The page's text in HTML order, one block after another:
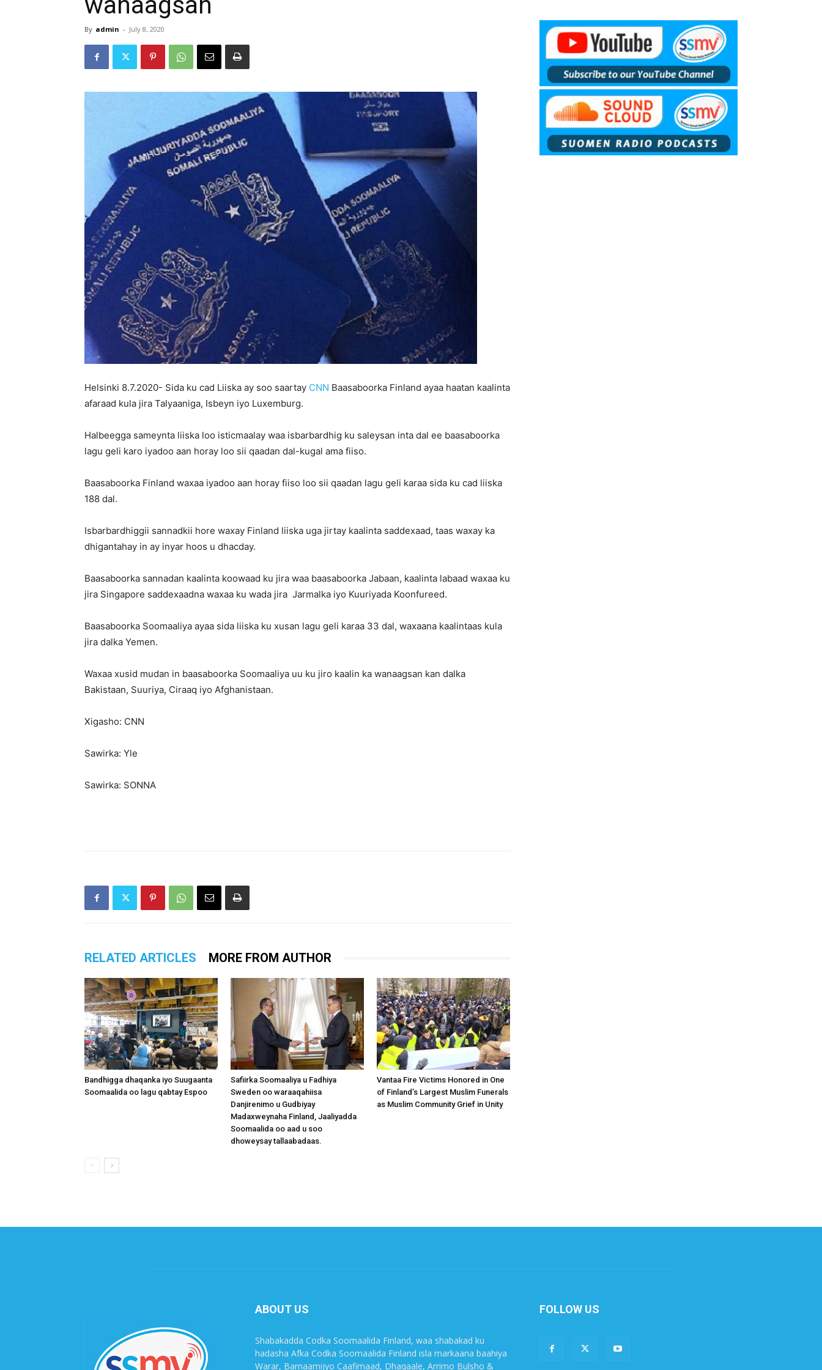
Verkosto
By admin - July 8, 2020
Helsinki 8.7.2020- Sida ku cad Liiska ay soo saartay CNN Baasaboorka Finland ayaa haatan kaalinta
afaraad kula jira Talyaaniga, Isbeyn iyo Luxemburg.
Halbeegga sameynta liiska loo isticmaalay waa isbarbardhig ku saleysan inta dal ee baasaboorka
lagu geli karo iyadoo aan horay loo sii qaadan dal-kugal ama fiiso.
Baasaboorka Finland waxaa iyadoo aan horay fiiso loo sii qaadan lagu geli karaa sida ku cad liiska
188 dal.
Isbarbardhiggii sannadkii hore waxay Finland liiska uga jirtay kaalinta saddexaad, taas waxay ka
dhigantahay in ay inyar hoos u dhacday.
Baasaboorka sannadan kaalinta koowaad ku jira waa baasaboorka Jabaan, kaalinta labaad waxaa ku
jira Singapore saddexaadna waxaa ku wada jira Jarmalka iyo Kuuriyada Koonfureed.
Baasaboorka Soomaaliya ayaa sida liiska ku xusan lagu geli karaa 33 dal, waxaana kaalintaas kula
jira dalka Yemen.
Waxaa xusid mudan in baasaboorka Soomaaliya uu ku jiro kaalin ka wanaagsan kan dalka
Bakistaan, Suuriya, Ciraaq iyo Afghanistaan.
Xigasho: CNN
Sawirka: Yle
Sawirka: SONNA
RELATED ARTICLES MORE FROM AUTHOR
Bandhigga dhaqanka iyo Suugaanta
Soomaalida oo lagu qabtay Espoo
Safiirka Soomaaliya u Fadhiya
Sweden oo waraaqahiisa
Danjirenimo u Gudbiyay
Madaxweynaha Finland, Jaaliyadda
Soomaalida oo aad u soo
dhoweysay tallaabadaas.
Vantaa Fire Victims Honored in One
of Finland’s Largest Muslim Funerals
as Muslim Community Grief in Unity
ABOUT US
Shabakadda Codka Soomaalida Finland, waa shabakad ku
hadasha Afka Codka Soomaalida Finland isla markaana baahiya
Warar, Barnaamijyo Caafimaad, Dhaqaale, Arrimo Bulsho &
FOLLOW US